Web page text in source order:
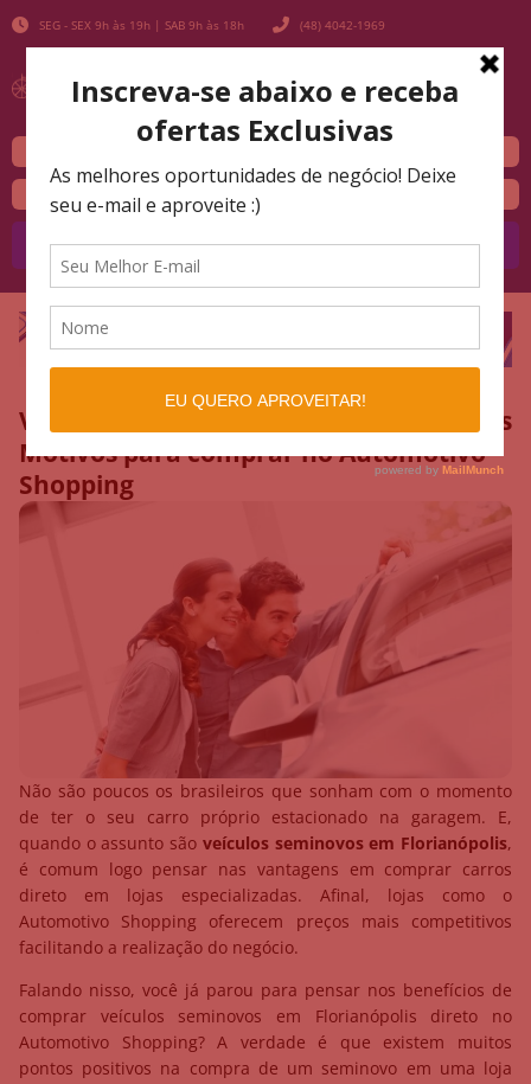
SEG - SEX 9h às 19h | SAB 9h às 18h (48) 4042-1969
Buscar
Veículos Seminovos em Florianópolis: os
Motivos para comprar no Automotivo
Shopping
Não são poucos os brasileiros que sonham com o momento
de ter o seu carro próprio estacionado na garagem. E,
quando o assunto são veículos seminovos em Florianópolis,
é comum logo pensar nas vantagens em comprar carros
direto em lojas especializadas. Afinal, lojas como o
Automotivo Shopping oferecem preços mais competitivos
facilitando a realização do negócio.
Falando nisso, você já parou para pensar nos benefícios de
comprar veículos seminovos em Florianópolis direto no
Automotivo Shopping? A verdade é que existem muitos
pontos positivos na compra de um seminovo em uma loja